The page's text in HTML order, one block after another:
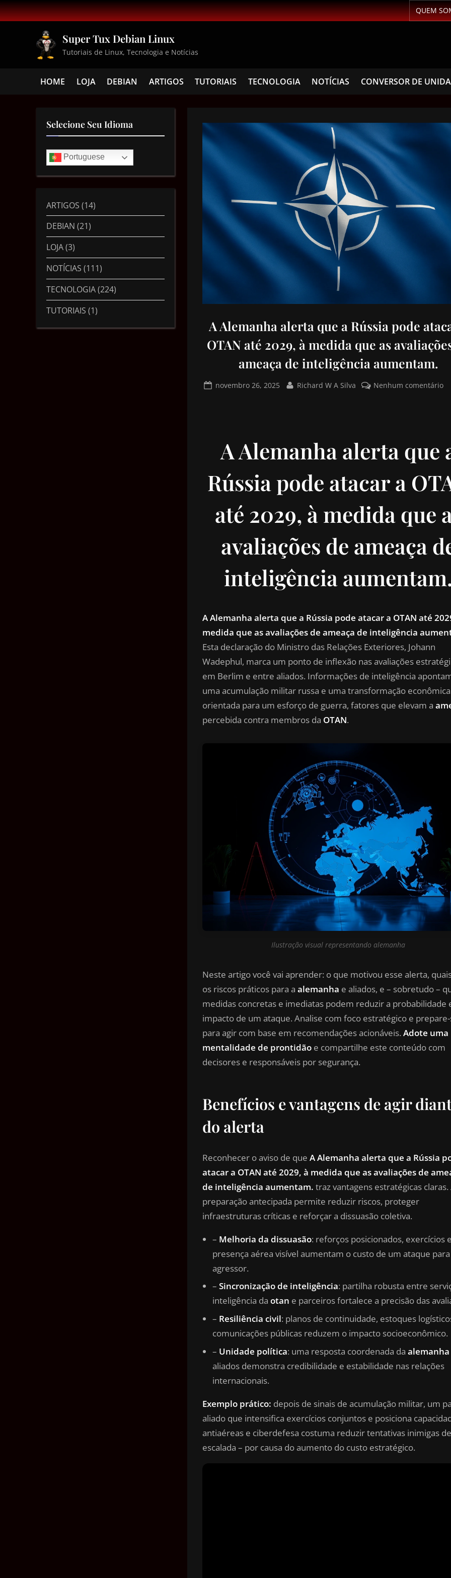
QUEM
Super Tux Debian Linux
Tutoriais de Linux, Tecnologia e Notícias
HOME LOJA DEBIAN ARTIGOS TUTORIAIS TECNOLOGIA NOTÍCIAS CONVERSOR DE
A Alemanha alerta que a Rússia pode
OTAN até 2029, à medida que as
ameaça de inteligência aumentam.
novembro 26, 2025 Richard W A Silva Nenhum comentário
A Alemanha alerta que
Rússia pode atacar a
até 2029, à medida que
avaliações de ameaça
inteligência
A Alemanha alerta que a Rússia pode atacar a OTAN até
medida que as avaliações de ameaça de inteligência
Esta declaração do Ministro das Relações Exteriores, Johann
Wadephul, marca um ponto de inflexão nas avaliações
em Berlim e entre aliados. Informações de inteligência
uma acumulação militar russa e uma transformação econômica
orientada para um esforço de guerra, fatores que elevam a
percebida contra membros da OTAN.
Ilustração visual representando alemanha
Neste artigo você vai aprender: o que motivou esse alerta,
os riscos práticos para a alemanha e aliados, e – sobretudo –
medidas concretas e imediatas podem reduzir a probabilidade
impacto de um ataque. Analise com foco estratégico e
para agir com base em recomendações acionáveis. Adote uma
mentalidade de prontidão e compartilhe este conteúdo com
decisores e responsáveis por segurança.
Benefícios e vantagens de agir
do alerta
Reconhecer o aviso de que A Alemanha alerta que a Rússia
atacar a OTAN até 2029, à medida que as avaliações de
de inteligência aumentam. traz vantagens estratégicas claras.
preparação antecipada permite reduzir riscos, proteger
infraestruturas críticas e reforçar a dissuasão coletiva.
– Melhoria da dissuasão: reforços posicionados, exercícios
presença aérea visível aumentam o custo de um ataque
agressor.
– Sincronização de inteligência: partilha robusta entre
inteligência da otan e parceiros fortalece a precisão das
– Resiliência civil: planos de continuidade, estoques
comunicações públicas reduzem o impacto socioeconômico.
– Unidade política: uma resposta coordenada da alemanha
aliados demonstra credibilidade e estabilidade nas relações
internacionais.
Exemplo prático: depois de sinais de acumulação militar, um
aliado que intensifica exercícios conjuntos e posiciona
antiaéreas e ciberdefesa costuma reduzir tentativas inimigas de
escalada – por causa do aumento do custo estratégico.
Selecione Seu Idioma
Portuguese
ARTIGOS (14)
DEBIAN (21)
LOJA(3)
NOTÍCIAS (111)
TECNOLOGIA(224)
TUTORIAIS (1)